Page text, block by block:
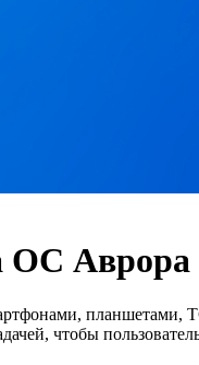
ОС
планшетами,
чтобы